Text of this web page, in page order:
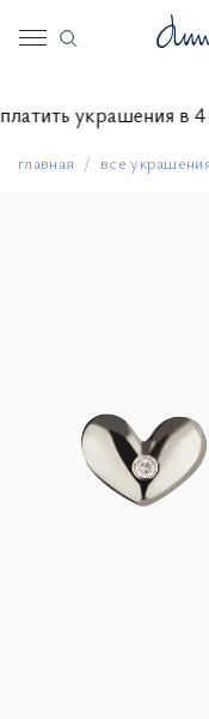
оплатить
главная все